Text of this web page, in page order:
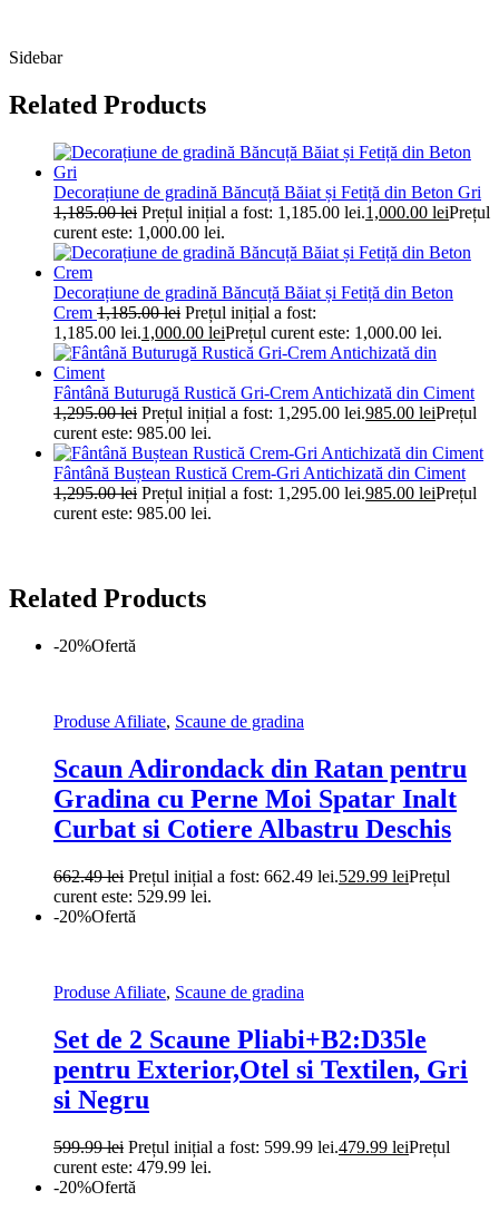
Sidebar
Related Products
Decorațiune de gradină Băncuță Băiat și Fetiță din Beton Gri
1,185.00lei Prețul inițial a fost: 1,185.00 lei.1,000.00 leiPrețul
curent este: 1,000.00 lei.
Decorațiune de gradină Băncuță Băiat și Fetiță din Beton
Crem 1,185.00lei Prețul inițial a fost:
1,185.00 lei.1,000.00 leiPrețul curent este: 1,000.00 lei.
Fântână Buturugă Rustică Gri-Crem Antichizată din Ciment
1,295.00lei Prețul inițial a fost: 1,295.00 lei.985.00 leiPrețul
curent este: 985.00 lei.
Fântână Buștean Rustică Crem-Gri Antichizată din Ciment
1,295.00lei Prețul inițial a fost: 1,295.00 lei.985.00 leiPrețul
curent este: 985.00 lei.
Related Products
-20%Ofertă
Produse Afiliate, Scaune de gradina
Scaun Adirondack din Ratan pentru
Gradina cu Perne Moi Spatar Inalt
Curbat si Cotiere Albastru Deschis
662.49lei Prețul inițial a fost: 662.49 lei.529.99 leiPrețul
curent este: 529.99 lei.
-20%Ofertă
Produse Afiliate, Scaune de gradina
Set de 2 Scaune Pliabi+B2:D35le
pentru Exterior,Otel si Textilen, Gri
si Negru
599.99lei Prețul inițial a fost: 599.99 lei.479.99 leiPrețul
curent este: 479.99 lei.
-20%Ofertă